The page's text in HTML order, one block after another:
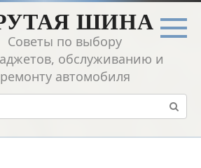
ШИНА
Советы по выбору
обслуживанию и
ремонту автомобиля